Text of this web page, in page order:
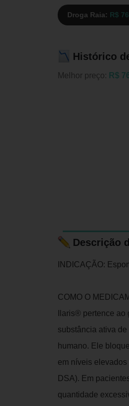
Droga Raia: R$
Histórico
Melhor preço: R$
Descrição
INDICAÇÃO:
COMO O
Ilaris® pertence
substância ativa
humano. Ele
em níveis
DSA). Em
quantidade